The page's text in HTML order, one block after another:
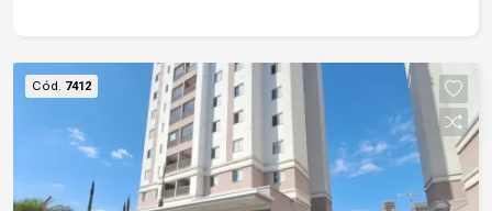
elétrica Entre em contato para mais informações
ou agende uma visita. Nossa equipe está à
disposição para apresentar todos os detalhes do
imóvel.
Cód. 7412